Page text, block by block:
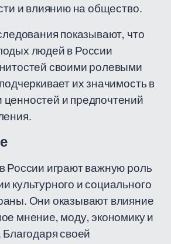
и влиянию на общество.
показывают, что
людей в России
своими ролевыми
их значимость в
и предпочтений
России играют важную роль
культурного и социального
Они оказывают влияние
мнение, моду, экономику и
своей